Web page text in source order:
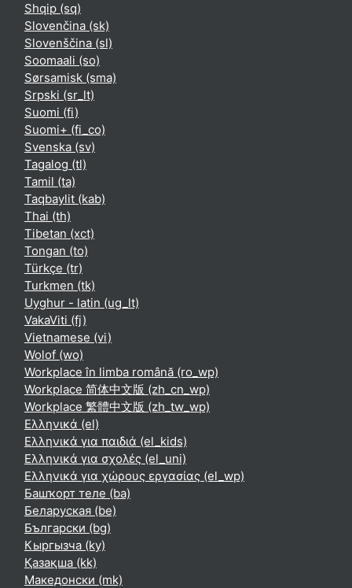
Shqip ‎(sq)‎
Slovenčina ‎(sk)‎
Slovenščina ‎(sl)‎
Soomaali ‎(so)‎
Sørsamisk ‎(sma)‎
Srpski ‎(sr_lt)‎
Suomi ‎(fi)‎
Suomi+ ‎(fi_co)‎
Svenska ‎(sv)‎
Tagalog ‎(tl)‎
Tamil ‎(ta)‎
Taqbaylit ‎(kab)‎
Thai ‎(th)‎
Tibetan ‎(xct)‎
Tongan ‎(to)‎
Türkçe ‎(tr)‎
Turkmen ‎(tk)‎
Uyghur - latin ‎(ug_lt)‎
VakaViti ‎(fj)‎
Vietnamese ‎(vi)‎
Wolof ‎(wo)‎
Workplace în limba română ‎(ro_wp)‎
Workplace 简体中文版 ‎(zh_cn_wp)‎
Workplace 繁體中文版 ‎(zh_tw_wp)‎
Ελληνικά ‎(el)‎
Ελληνικά για παιδιά ‎(el_kids)‎
Ελληνικά για σχολές ‎(el_uni)‎
Ελληνικά για χώρους εργασίας ‎(el_wp)‎
Башҡорт теле ‎(ba)‎
Беларуская ‎(be)‎
Български ‎(bg)‎
Кыргызча ‎(ky)‎
Қазақша ‎(kk)‎
Македонски ‎(mk)‎